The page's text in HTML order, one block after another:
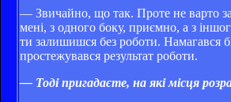
— Звичайно, що так. Проте не варто
мені, з одного боку, приємно, а з
ти залишишся без роботи. Намагався
простежувався результат роботи.
— Тоді пригадаєте, на які місця